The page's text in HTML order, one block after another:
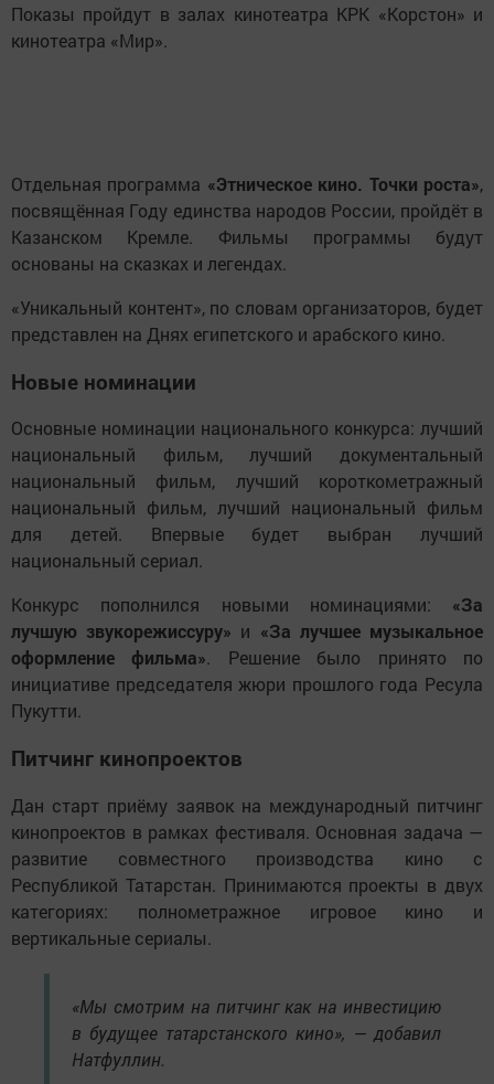
Показы пройдут в залах кинотеатра КРК «Корстон» и
кинотеатра «Мир».
Отдельная программа «Этническое кино. Точки роста»,
посвящённая Году единства народов России, пройдёт в
Казанском Кремле. Фильмы программы будут
основаны на сказках и легендах.
«Уникальный контент», по словам организаторов, будет
представлен на Днях египетского и арабского кино.
Новые номинации
Основные номинации национального конкурса: лучший
национальный фильм, лучший документальный
национальный фильм, лучший короткометражный
национальный фильм, лучший национальный фильм
для детей. Впервые будет выбран лучший
национальный сериал.
Конкурс пополнился новыми номинациями: «За
лучшую звукорежиссуру» и «За лучшее музыкальное
оформление фильма». Решение было принято по
инициативе председателя жюри прошлого года Ресула
Пукутти.
Питчинг кинопроектов
Дан старт приёму заявок на международный питчинг
кинопроектов в рамках фестиваля. Основная задача —
развитие совместного производства кино с
Республикой Татарстан. Принимаются проекты в двух
категориях: полнометражное игровое кино и
вертикальные сериалы.
«Мы смотрим на питчинг как на инвестицию
в будущее татарстанского кино», — добавил
Натфуллин.